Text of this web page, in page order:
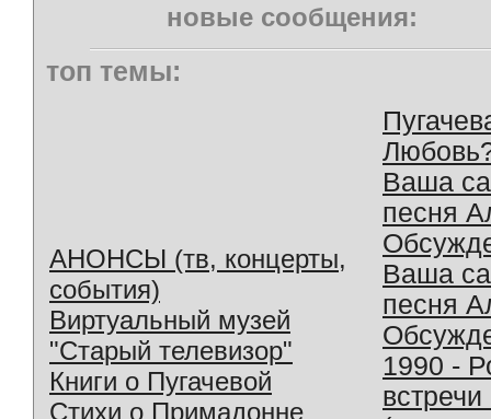
новые сообщения:
топ темы:
АНОНСЫ (тв, концерты,
события)
Виртуальный музей
"Старый телевизор"
Книги о Пугачевой
Стихи о Примадонне
Ваша
песня
Ваша
песня
1990 -